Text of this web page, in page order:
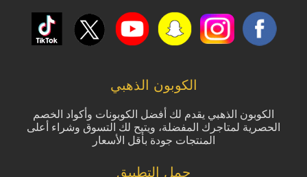
الكوبون الذهبي
الكوبون الذهبي يقدم لك أفضل الكوبونات وأكواد الخصم
الحصرية لمتاجرك المفضلة، ويتيح لك التسوق وشراء أعلى
المنتجات جودة بأقل الأسعار
حمل التطبيق